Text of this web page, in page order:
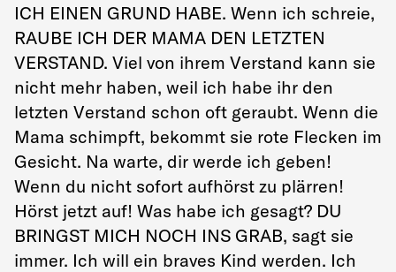
ICH EINEN GRUND HABE. Wenn ich schreie,
RAUBE ICH DER MAMA DEN LETZTEN
VERSTAND. Viel von ihrem Verstand kann sie
nicht mehr haben, weil ich habe ihr den
letzten Verstand schon oft geraubt. Wenn die
Mama schimpft, bekommt sie rote Flecken im
Gesicht. Na warte, dir werde ich geben!
Wenn du nicht sofort aufhörst zu plärren!
Hörst jetzt auf! Was habe ich gesagt? DU
BRINGST MICH NOCH INS GRAB, sagt sie
immer. Ich will ein braves Kind werden. Ich